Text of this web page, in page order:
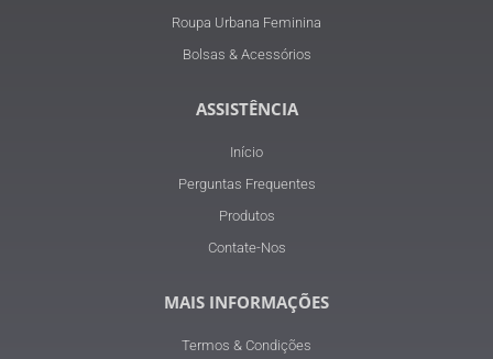
Roupa Urbana Feminina
Bolsas & Acessórios
ASSISTÊNCIA
Início
Perguntas Frequentes
Produtos
Contate-Nos
MAIS INFORMAÇÕES
Termos & Condições